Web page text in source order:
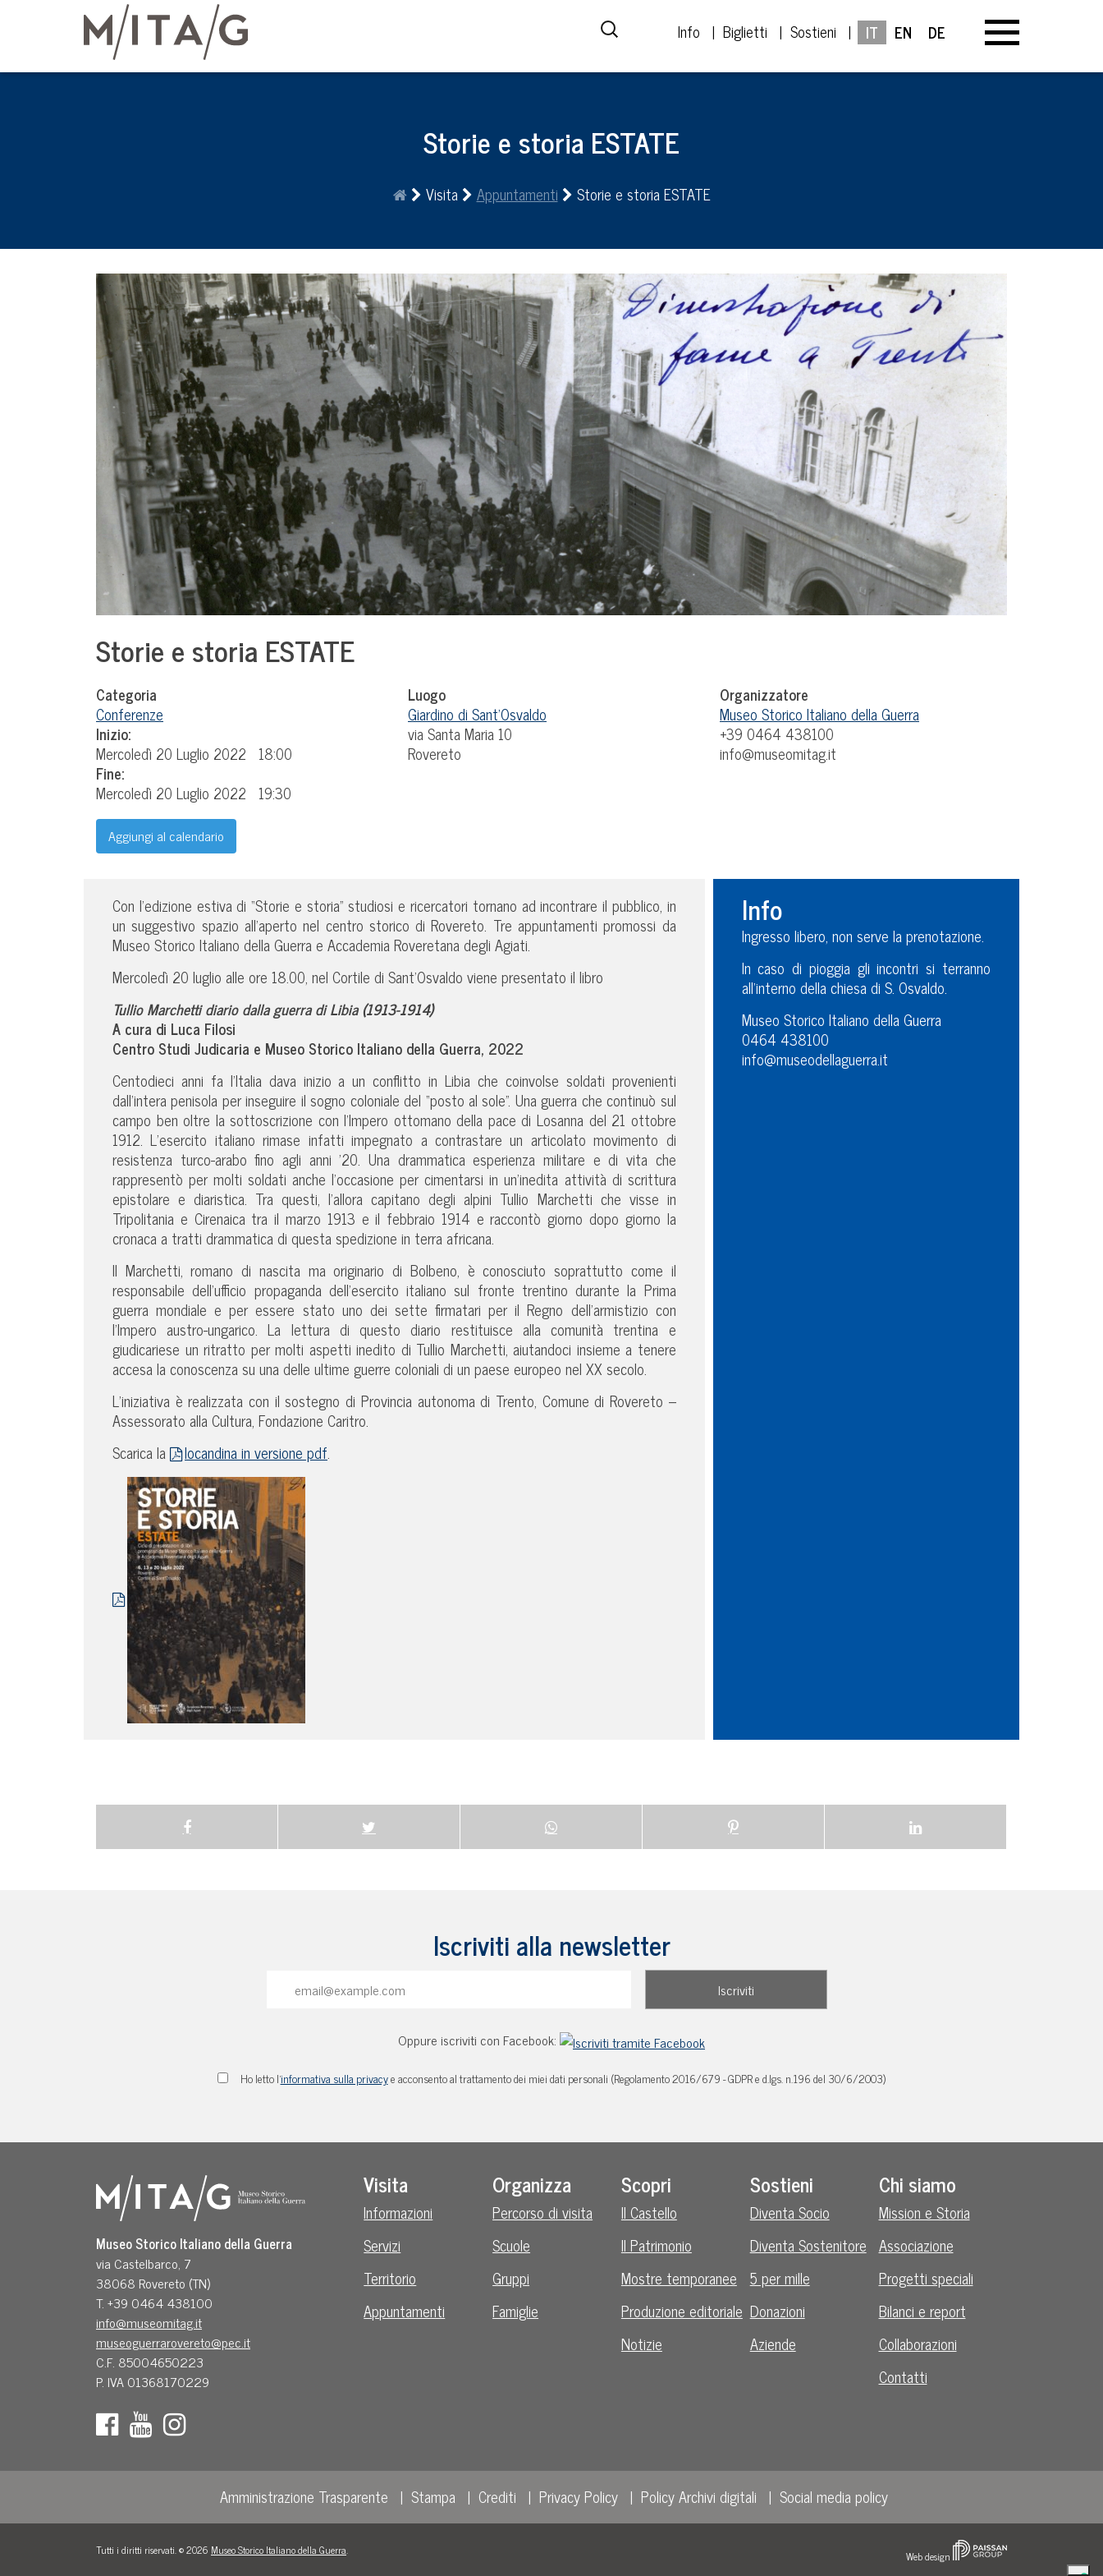
Info Biglietti Sostieni IT EN DE
Storie e storia ESTATE
Visita Appuntamenti Storie e storia ESTATE
Storie e storia ESTATE
Categoria
Conferenze
Inizio:
Mercoledì 20 Luglio 2022 18:00
Fine:
Mercoledì 20 Luglio 2022 19:30
Aggiungi al calendario
Luogo
Giardino di Sant'Osvaldo
via Santa Maria 10
Rovereto
Organizzatore
Museo Storico Italiano della Guerra
+39 0464 438100
info@museomitag.it
Con l’edizione estiva di “Storie e storia” studiosi e ricercatori tornano ad incontrare il pubblico, in
un suggestivo spazio all’aperto nel centro storico di Rovereto. Tre appuntamenti promossi da
Museo Storico Italiano della Guerra e Accademia Roveretana degli Agiati.
Mercoledì 20 luglio alle ore 18.00, nel Cortile di Sant’Osvaldo viene presentato il libro
Tullio Marchetti diario dalla guerra di Libia (1913-1914)
A cura di Luca Filosi
Centro Studi Judicaria e Museo Storico Italiano della Guerra, 2022
Centodieci anni fa l’Italia dava inizio a un conflitto in Libia che coinvolse soldati provenienti
dall’intera penisola per inseguire il sogno coloniale del “posto al sole”. Una guerra che continuò sul
campo ben oltre la sottoscrizione con l’Impero ottomano della pace di Losanna del 21 ottobre
1912. L’esercito italiano rimase infatti impegnato a contrastare un articolato movimento di
resistenza turco-arabo fino agli anni ’20. Una drammatica esperienza militare e di vita che
rappresentò per molti soldati anche l’occasione per cimentarsi in un’inedita attività di scrittura
epistolare e diaristica. Tra questi, l’allora capitano degli alpini Tullio Marchetti che visse in
Tripolitania e Cirenaica tra il marzo 1913 e il febbraio 1914 e raccontò giorno dopo giorno la
cronaca a tratti drammatica di questa spedizione in terra africana.
Il Marchetti, romano di nascita ma originario di Bolbeno, è conosciuto soprattutto come il
responsabile dell’ufficio propaganda dell’esercito italiano sul fronte trentino durante la Prima
guerra mondiale e per essere stato uno dei sette firmatari per il Regno dell’armistizio con
l’Impero austro-ungarico. La lettura di questo diario restituisce alla comunità trentina e
giudicariese un ritratto per molti aspetti inedito di Tullio Marchetti, aiutandoci insieme a tenere
accesa la conoscenza su una delle ultime guerre coloniali di un paese europeo nel XX secolo.
L’iniziativa è realizzata con il sostegno di Provincia autonoma di Trento, Comune di Rovereto –
Assessorato alla Cultura, Fondazione Caritro.
Scarica la
locandina in versione pdf.
Info
Ingresso libero, non serve la prenotazione.
In caso di pioggia gli incontri si terranno
all’interno della chiesa di S. Osvaldo.
Museo Storico Italiano della Guerra
0464 438100
info@museodellaguerra.it
Iscriviti alla newsletter
Oppure iscriviti con Facebook:
Ho letto l'informativa sulla privacye acconsento al trattamento dei miei dati personali (Regolamento 2016/679 - GDPR e d.lgs. n.196 del 30/6/2003)
Museo Storico Italiano della Guerra
via Castelbarco, 7
38068 Rovereto (TN)
T. +39 0464 438100
info@museomitag.it
museoguerrarovereto@pec.it
C.F. 85004650223
P. IVA 01368170229
Visita
Informazioni
Servizi
Territorio
Appuntamenti
Organizza
Percorso di visita
Scuole
Gruppi
Famiglie
Scopri
Il Castello
Il Patrimonio
Mostre temporanee
Produzione editoriale
Notizie
Sostieni
Diventa Socio
Diventa Sostenitore
5 per mille
Donazioni
Aziende
Chi siamo
Mission e Storia
Associazione
Progetti speciali
Bilanci e report
Collaborazioni
Contatti
Amministrazione Trasparente Stampa Crediti Privacy Policy Policy Archivi digitali Social media policy
Tutti i diritti riservati. © 2026 Museo Storico Italiano della Guerra. Web design